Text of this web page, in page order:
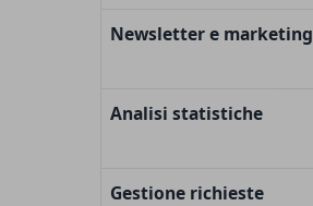
Newsletter e marketing
Analisi statistiche
Gestione richieste